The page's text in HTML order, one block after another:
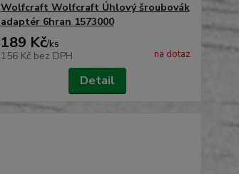
Wolfcraft Wolfcraft Úhlový šroubovák
adaptér 6hran 1573000
189 Kč/ks
156 Kč bez DPH na dotaz
Detail